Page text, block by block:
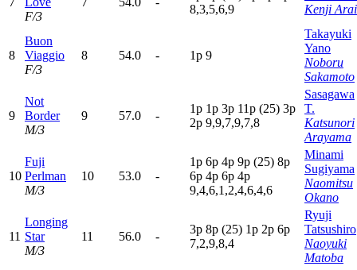
F/3
8,3,5,6,9
Kenji Arai
8
Buon
Viaggio
F/3
8 54.0 - 1p 9
Takayuki
Yano
Noboru
Sakamoto
9
Not
Border
M/3
9 57.0 -
1p 1p 3p 11p (25) 3p
2p 9,9,7,9,7,8
Sasagawa
T.
Katsunori
Arayama
10
Fuji
Perlman
M/3
10 53.0 -
1p 6p 4p 9p (25) 8p
6p 4p 6p 4p
9,4,6,1,2,4,6,4,6
Minami
Sugiyama
Naomitsu
Okano
11
Longing
Star
M/3
11 56.0 -
3p 8p (25) 1p 2p 6p
7,2,9,8,4
Ryuji
Tatsushiro
Naoyuki
Matoba